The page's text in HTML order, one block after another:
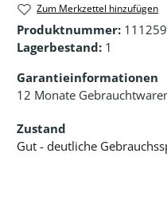
Zum Merkzettel hinzufügen
Produktnummer:
Lagerbestand: 1
Garantieinformationen
12 Monate
Zustand
Gut - deutliche